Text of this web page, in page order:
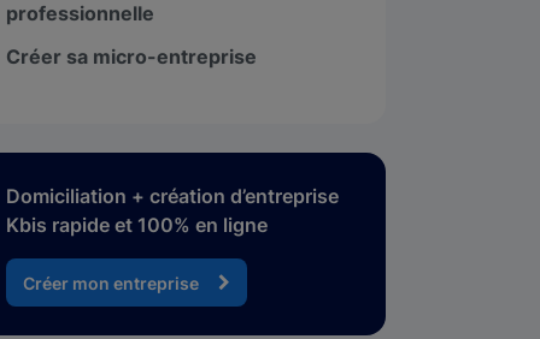
professionnelle
Créer sa micro-entreprise
Domiciliation + création d’entreprise
Kbis rapide et 100% en ligne
Créer mon entreprise